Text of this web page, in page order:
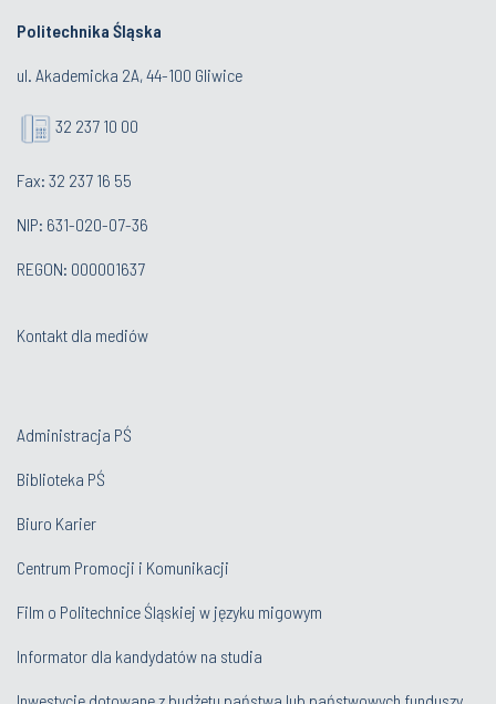
Politechnika Śląska
ul. Akademicka 2A, 44-100 Gliwice
32 237 10 00
Fax: 32 237 16 55
NIP: 631-020-07-36
REGON: 000001637
Kontakt dla mediów
Administracja PŚ
Biblioteka PŚ
Biuro Karier
Centrum Promocji i Komunikacji
Film o Politechnice Śląskiej w języku migowym
Informator dla kandydatów na studia